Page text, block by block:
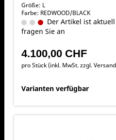
Größe: L
Farbe: REDWOOD/BLACK
Der Artikel ist
fragen Sie an
4.100,00 CHF
pro Stück (inkl. MwSt. zzgl.
Varianten verfügbar